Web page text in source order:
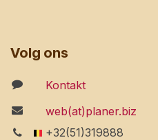
Volg ons
Kontakt
web(at)planer.biz
+32(51)319888